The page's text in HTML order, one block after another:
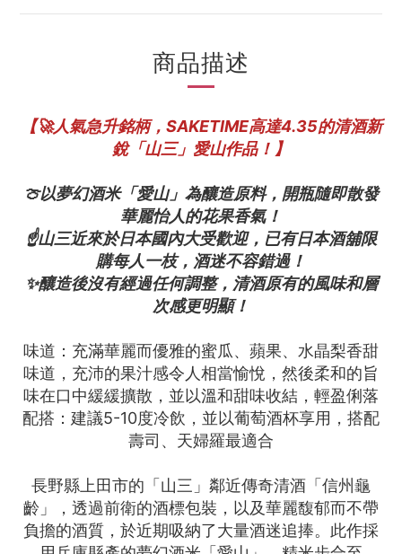
商品描述
【🚀人氣急升銘柄，SAKETIME高達4.35的清酒新
銳「山三」愛山作品！】
🍈以夢幻酒米「愛山」為釀造原料，開瓶隨即散發
華麗怡人的花果香氣！
☝️山三近來於日本國內大受歡迎，已有日本酒舖限
購每人一枝，酒迷不容錯過！
✨釀造後沒有經過任何調整，清酒原有的風味和層
次感更明顯！
味道：充滿華麗而優雅的蜜瓜、蘋果、水晶梨香甜
味道，充沛的果汁感令人相當愉悅，然後柔和的旨
味在口中緩緩擴散，並以溫和甜味收結，輕盈俐落
配搭：建議5-10度冷飲，並以葡萄酒杯享用，搭配
壽司、天婦羅最適合
長野縣上田市的「山三」鄰近傳奇清酒「信州龜
齡」，透過前衛的酒標包裝，以及華麗馥郁而不帶
負擔的酒質，於近期吸納了大量酒迷追捧。此作採